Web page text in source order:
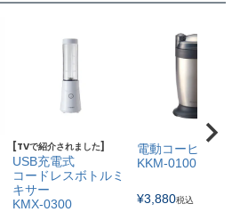
[TVで紹介されました]
USB充電式
コードレスボトルミ
キサー
KMX-0300
電動コーヒーミル
KKM-0100
¥3,880税込